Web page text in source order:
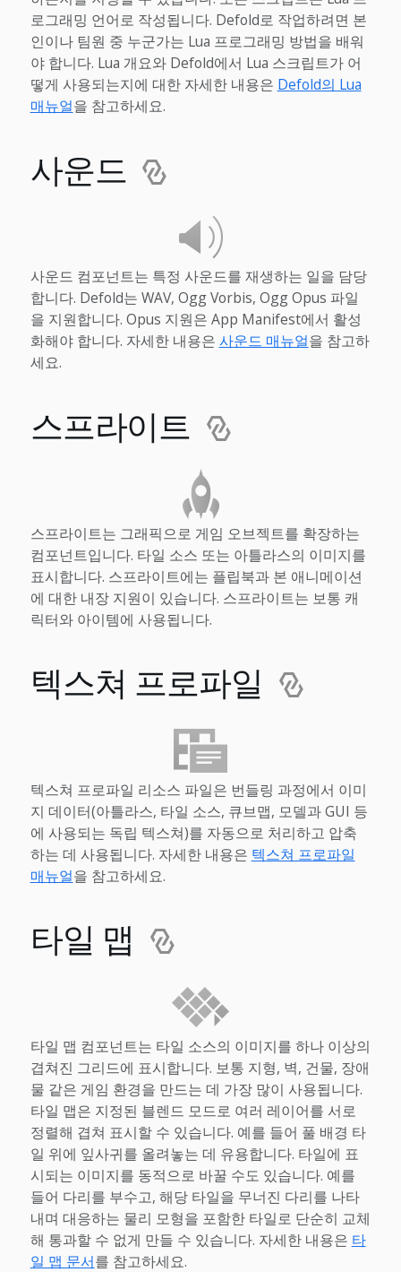
로그래밍 언어로 작성됩니다. Defold로 작업하려면 본
인이나 팀원 중 누군가는 Lua 프로그래밍 방법을 배워
야 합니다. Lua 개요와 Defold에서 Lua 스크립트가 어
떻게 사용되는지에 대한 자세한 내용은 Defold의 Lua
매뉴얼을 참고하세요.
사운드
사운드 컴포넌트는 특정 사운드를 재생하는 일을 담당
합니다. Defold는 WAV, Ogg Vorbis, Ogg Opus 파일
을 지원합니다. Opus 지원은 App Manifest에서 활성
화해야 합니다. 자세한 내용은 사운드 매뉴얼을 참고하
세요.
스프라이트
스프라이트는 그래픽으로 게임 오브젝트를 확장하는
컴포넌트입니다. 타일 소스 또는 아틀라스의 이미지를
표시합니다. 스프라이트에는 플립북과 본 애니메이션
에 대한 내장 지원이 있습니다. 스프라이트는 보통 캐
릭터와 아이템에 사용됩니다.
텍스쳐 프로파일
텍스쳐 프로파일 리소스 파일은 번들링 과정에서 이미
지 데이터(아틀라스, 타일 소스, 큐브맵, 모델과 GUI 등
에 사용되는 독립 텍스쳐)를 자동으로 처리하고 압축
하는 데 사용됩니다. 자세한 내용은 텍스쳐 프로파일
매뉴얼을 참고하세요.
타일 맵
타일 맵 컴포넌트는 타일 소스의 이미지를 하나 이상의
겹쳐진 그리드에 표시합니다. 보통 지형, 벽, 건물, 장애
물 같은 게임 환경을 만드는 데 가장 많이 사용됩니다.
타일 맵은 지정된 블렌드 모드로 여러 레이어를 서로
정렬해 겹쳐 표시할 수 있습니다. 예를 들어 풀 배경 타
일 위에 잎사귀를 올려놓는 데 유용합니다. 타일에 표
시되는 이미지를 동적으로 바꿀 수도 있습니다. 예를
들어 다리를 부수고, 해당 타일을 무너진 다리를 나타
내며 대응하는 물리 모형을 포함한 타일로 단순히 교체
해 통과할 수 없게 만들 수 있습니다. 자세한 내용은 타
일 맵 문서를 참고하세요.